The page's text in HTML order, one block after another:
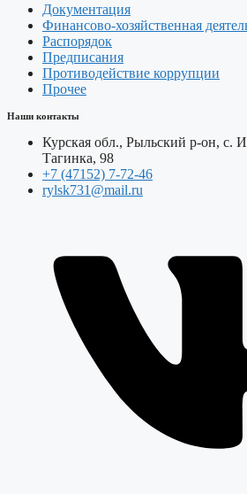
Документация
Финансово-хозяйственная
Распорядок
Предписания
Противодействие коррупции
Прочее
Наши контакты
Курская обл., Рыльский р-он, с.
Тагинка, 98
+7 (47152) 7-72-46
rylsk731@mail.ru